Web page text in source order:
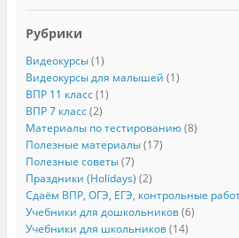
Рубрики
Видеокурсы(1)
Видеокурсы для малышей (1)
ВПР 11 класс(1)
ВПР 7 класс(2)
Материалы по тестированию(8)
Полезные материалы(17)
Полезные советы(7)
Праздники (Holidays) (2)
Сдаём ВПР, ОГЭ, ЕГЭ, контрольные
Учебники для дошкольников(6)
Учебники для школьников(14)